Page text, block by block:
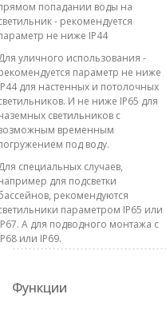
попадании воды на
- рекомендуется
не ниже IP44
уличного использования -
параметр не ниже
для настенных и потолочных
И не ниже IP65 для
светильников с
временным
под воду.
специальных случаев,
для подсветки
рекомендуются
параметром IP65 или
А для подводного монтажа с
или IP69.
Функции